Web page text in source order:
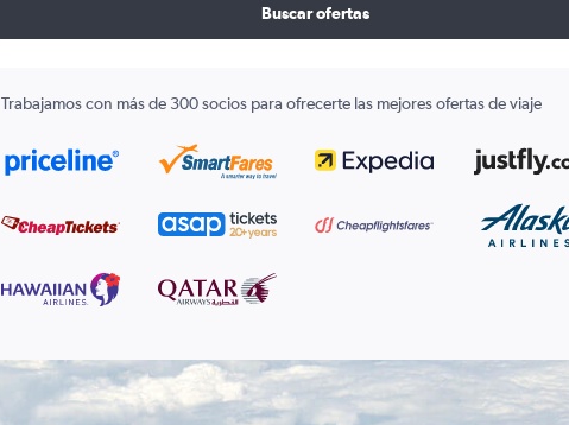
Buscar ofertas
Trabajamos con más de 300 socios para ofrecerte las mejores ofertas de viaje